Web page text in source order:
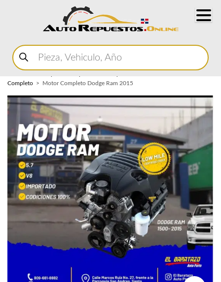
Buscar
productos
Completo
Motor Completo Dodge Ram 2015